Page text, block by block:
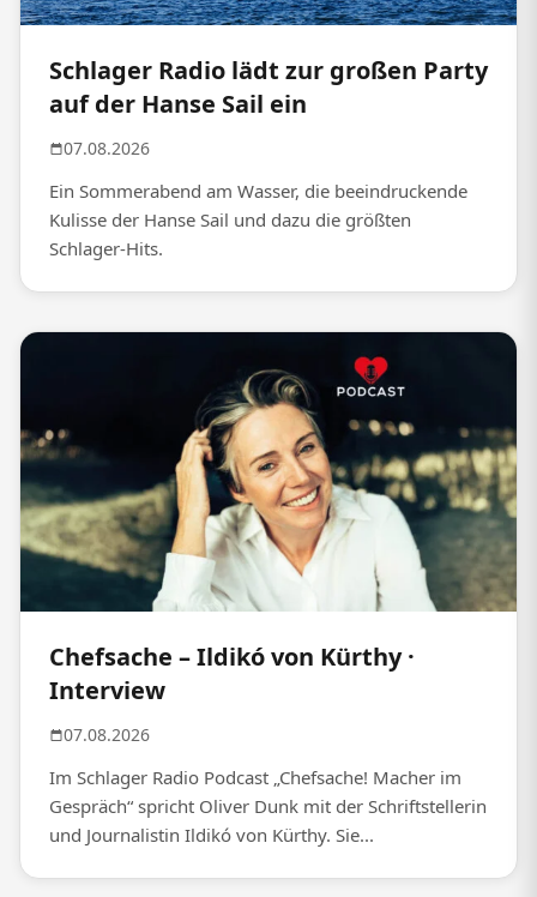
Schlager Radio lädt zur großen Party
auf der Hanse Sail ein
07.08.2026
Ein Sommerabend am Wasser, die beeindruckende
Kulisse der Hanse Sail und dazu die größten
Schlager-Hits.
Chefsache – Ildikó von Kürthy ·
Interview
07.08.2026
Im Schlager Radio Podcast „Chefsache! Macher im
Gespräch“ spricht Oliver Dunk mit der Schriftstellerin
und Journalistin Ildikó von Kürthy. Sie...